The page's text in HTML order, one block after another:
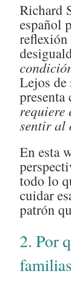
Richard
español
reflexión
Lejos de
presenta
requiere
sentir al
En esta
todo lo
cuidar
patrón
2. Por
familias